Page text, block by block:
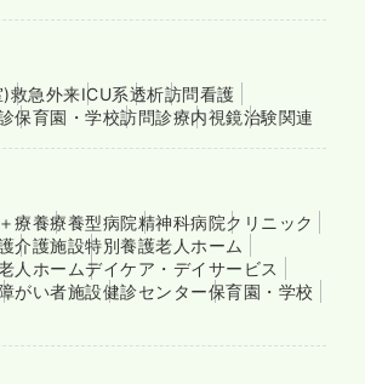
救急外来ICU系透析訪問看護
保育園・学校訪問診療内視鏡治験関連
療養療養型病院精神科病院クリニック
介護施設特別養護老人ホーム
人ホームデイケア・デイサービス
がい者施設健診センター保育園・学校